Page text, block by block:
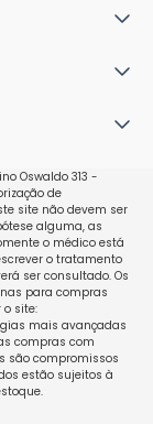
Oswaldo 313 -
de
site não devem ser
alguma, as
o médico está
o tratamento
ser consultado. Os
para compras
site:
mais avançadas
compras com
são compromissos
estão sujeitos à